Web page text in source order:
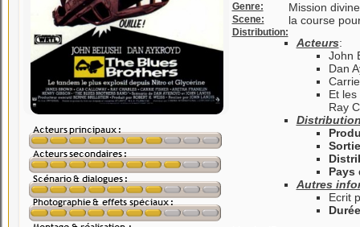
Genre: Mission divine
Scene: la course
Distribution:
Acteurs:
John
Dan
Et
Ray
Pays
Autres
Ecrit
Durée